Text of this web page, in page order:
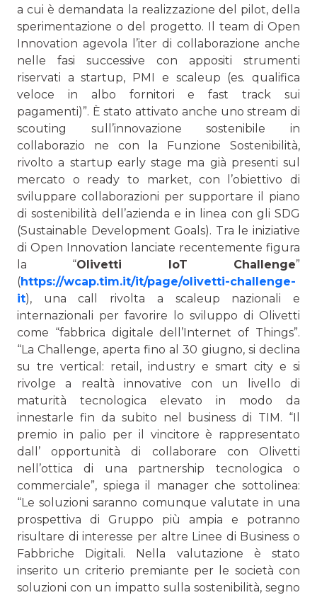
a cui è demandata la realizzazione del pilot, della
sperimentazione o del progetto. Il team di Open
Innovation agevola l’iter di collaborazione anche
nelle fasi successive con appositi strumenti
riservati a startup, PMI e scaleup (es. qualifica
veloce in albo fornitori e fast track sui
pagamenti)”. È stato attivato anche uno stream di
scouting sull’innovazione sostenibile in
collaborazio ne con la Funzione Sostenibilità,
rivolto a startup early stage ma già presenti sul
mercato o ready to market, con l’obiettivo di
sviluppare collaborazioni per supportare il piano
di sostenibilità dell’azienda e in linea con gli SDG
(Sustainable Development Goals). Tra le iniziative
di Open Innovation lanciate recentemente figura
la “Olivetti IoT Challenge”
(https://wcap.tim.it/it/page/olivetti-challenge-
it), una call rivolta a scaleup nazionali e
internazionali per favorire lo sviluppo di Olivetti
come “fabbrica digitale dell’Internet of Things”.
“La Challenge, aperta fino al 30 giugno, si declina
su tre vertical: retail, industry e smart city e si
rivolge a realtà innovative con un livello di
maturità tecnologica elevato in modo da
innestarle fin da subito nel business di TIM. “Il
premio in palio per il vincitore è rappresentato
dall’ opportunità di collaborare con Olivetti
nell’ottica di una partnership tecnologica o
commerciale”, spiega il manager che sottolinea:
“Le soluzioni saranno comunque valutate in una
prospettiva di Gruppo più ampia e potranno
risultare di interesse per altre Linee di Business o
Fabbriche Digitali. Nella valutazione è stato
inserito un criterio premiante per le società con
soluzioni con un impatto sulla sostenibilità, segno